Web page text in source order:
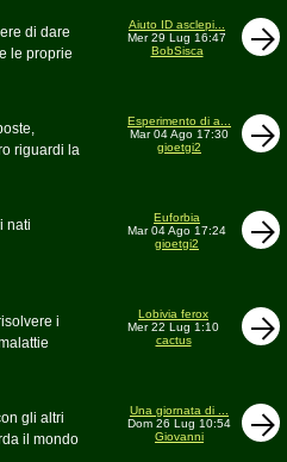
di dare
le proprie
Aiuto ID asclepi...
Mer 29 Lug 16:47
BobSisca
riguardi la
Esperimento di a...
Mar 04 Ago 17:30
gioetgi2
nati
Euforbia
Mar 04 Ago 17:24
gioetgi2
i
Lobivia ferox
Mer 22 Lug 1:10
cactus
gli altri
il mondo
Una giornata di ...
Dom 26 Lug 10:54
Giovanni